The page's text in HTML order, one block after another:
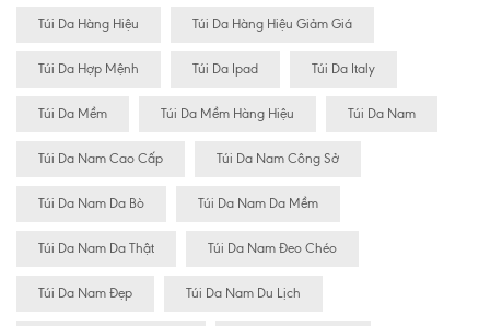
Túi Da Hàng Hiệu Túi Da Hàng Hiệu Giảm Giá
Túi Da Hợp Mệnh Túi Da Ipad Túi Da Italy
Túi Da Mềm Túi Da Mềm Hàng Hiệu Túi Da Nam
Túi Da Nam Cao Cấp Túi Da Nam Công Sở
Túi Da Nam Da Bò Túi Da Nam Da Mềm
Túi Da Nam Da Thật Túi Da Nam Đeo Chéo
Túi Da Nam Đẹp Túi Da Nam Du Lịch